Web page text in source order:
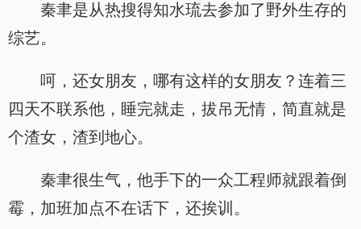
秦聿是从热搜得知水琉去参加了野外生存的
综艺。
呵，还女朋友，哪有这样的女朋友？连着三
四天不联系他，睡完就走，拔吊无情，简直就是
个渣女，渣到地心。
秦聿很生气，他手下的一众工程师就跟着倒
霉，加班加点不在话下，还挨训。